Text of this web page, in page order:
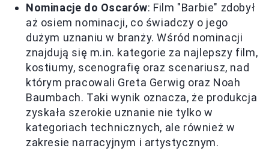
Nominacje do Oscarów: Film "Barbie" zdobył
aż osiem nominacji, co świadczy o jego
dużym uznaniu w branży. Wśród nominacji
znajdują się m.in. kategorie za najlepszy film,
kostiumy, scenografię oraz scenariusz, nad
którym pracowali Greta Gerwig oraz Noah
Baumbach. Taki wynik oznacza, że produkcja
zyskała szerokie uznanie nie tylko w
kategoriach technicznych, ale również w
zakresie narracyjnym i artystycznym.